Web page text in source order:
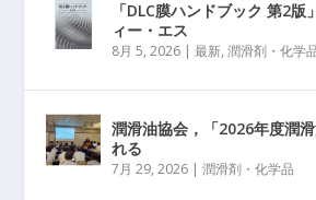
「DLC膜ハンドブック 第2
ィー・エス
8月 5, 2026 |最新,潤滑剤・化学
潤滑油協会，「2026年度潤
れる
7月 29, 2026 |潤滑剤・化学品